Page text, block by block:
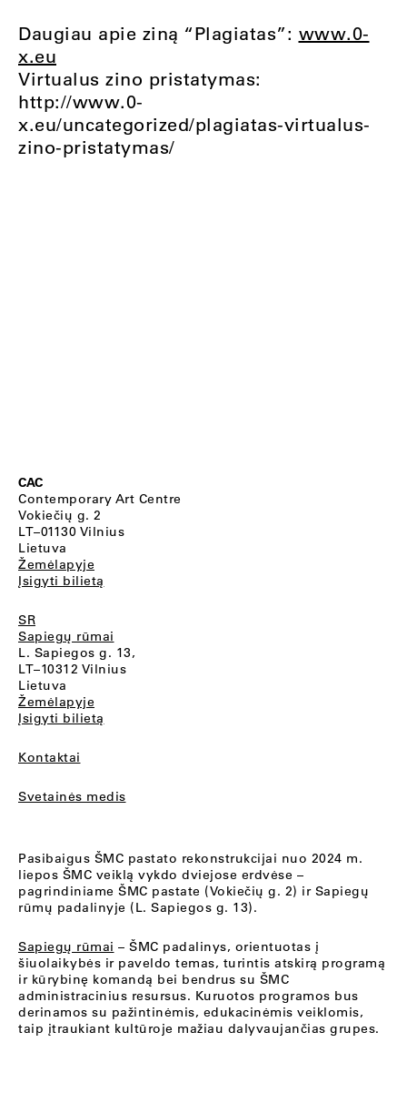
Daugiau apie ziną “Plagiatas”: www.0-
x.eu
Virtualus zino pristatymas:
http://www.0-
x.eu/uncategorized/plagiatas-virtualus-
zino-pristatymas/
CAC
Contemporary Art Centre
Vokiečių g. 2
LT–01130 Vilnius
Lietuva
Žemėlapyje
Įsigyti bilietą
SR
Sapiegų rūmai
L. Sapiegos g. 13,
LT–10312 Vilnius
Lietuva
Žemėlapyje
Įsigyti bilietą
Kontaktai
Svetainės medis
Pasibaigus ŠMC pastato rekonstrukcijai nuo 2024 m.
liepos ŠMC veiklą vykdo dviejose erdvėse –
pagrindiniame ŠMC pastate (Vokiečių g. 2) ir Sapiegų
rūmų padalinyje (L. Sapiegos g. 13).
Sapiegų rūmai – ŠMC padalinys, orientuotas į
šiuolaikybės ir paveldo temas, turintis atskirą programą
ir kūrybinę komandą bei bendrus su ŠMC
administracinius resursus. Kuruotos programos bus
derinamos su pažintinėmis, edukacinėmis veiklomis,
taip įtraukiant kultūroje mažiau dalyvaujančias grupes.